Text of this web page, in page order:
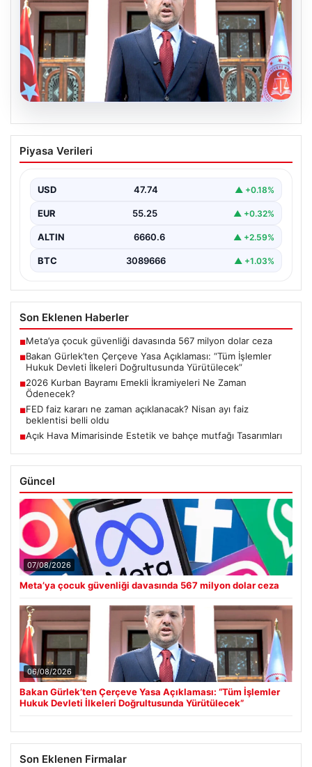
06.08.2026
Bakan Gürlek’ten Çerçeve Yasa
Açıklaması: “Tüm İşlemler Hukuk
Yürütülecek”
Adalet Bakanı Akın Gürlek, terörle mücadelede yeni bir
dönemi başlatacak çerçeve yasanın Meclis'te kabul…
Piyasa Verileri
USD 47.74 ▲ +0.18%
EUR 55.25 ▲ +0.32%
ALTIN 6660.6 ▲ +2.59%
BTC 3089666 ▲ +1.03%
Son Eklenen Haberler
■Meta’ya çocuk güvenliği davasında 567 milyon dolar ceza
■Bakan Gürlek’ten Çerçeve Yasa Açıklaması: “Tüm İşlemler
Hukuk Devleti İlkeleri Doğrultusunda Yürütülecek”
■2026 Kurban Bayramı Emekli İkramiyeleri Ne Zaman
Ödenecek?
■FED faiz kararı ne zaman açıklanacak? Nisan ayı faiz
beklentisi belli oldu
■Açık Hava Mimarisinde Estetik ve bahçe mutfağı Tasarımları
Güncel
07/08/2026
Meta’ya çocuk güvenliği davasında 567 milyon dolar ceza
06/08/2026
Bakan Gürlek’ten Çerçeve Yasa Açıklaması: “Tüm İşlemler
Hukuk Devleti İlkeleri Doğrultusunda Yürütülecek”
Son Eklenen Firmalar